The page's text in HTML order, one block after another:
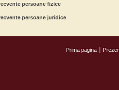
persoane fizice
persoane juridice
Prima pagina